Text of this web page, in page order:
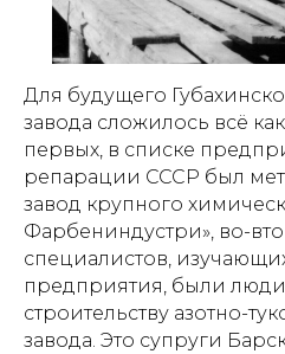
Для будущего
завода сложилось всё
первых, в списке
репарации СССР был
завод крупного
Фарбениндустри», во-
специалистов,
предприятия, были
строительству азотно-
завода. Это супруги